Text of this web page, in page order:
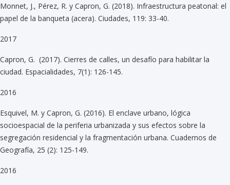
Monnet, J., Pérez, R. y Capron, G. (2018). Infraestructura peatonal: el
papel de la banqueta (acera). Ciudades, 119: 33-40.
2017
Capron, G. (2017). Cierres de calles, un desafío para habilitar la
ciudad. Espacialidades, 7(1): 126-145.
2016
Esquivel, M. y Capron, G. (2016). El enclave urbano, lógica
socioespacial de la periferia urbanizada y sus efectos sobre la
segregación residencial y la fragmentación urbana. Cuadernos de
Geografía, 25 (2): 125-149.
2016